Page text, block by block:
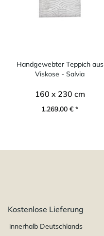
Handgewebter Teppich aus
Viskose - Salvia
160 x 230 cm
1.269,00 € *
Kostenlose Lieferung
innerhalb Deutschlands